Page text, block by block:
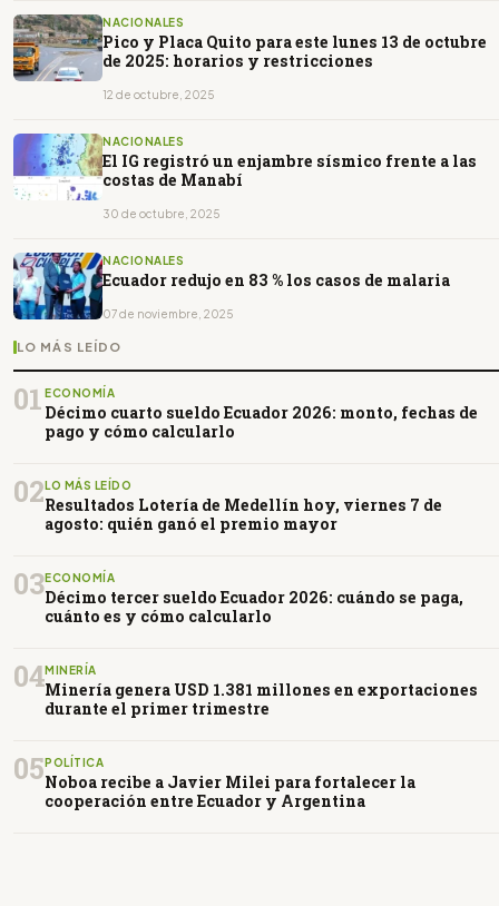
NACIONALES
Pico y Placa Quito para este lunes 13 de octubre
de 2025: horarios y restricciones
12 de octubre, 2025
NACIONALES
El IG registró un enjambre sísmico frente a las
costas de Manabí
30 de octubre, 2025
NACIONALES
Ecuador redujo en 83 % los casos de malaria
07 de noviembre, 2025
LO MÁS LEÍDO
01 ECONOMÍA
Décimo cuarto sueldo Ecuador 2026: monto, fechas de
pago y cómo calcularlo
02LO MÁS LEÍDO
Resultados Lotería de Medellín hoy, viernes 7 de
agosto: quién ganó el premio mayor
03ECONOMÍA
Décimo tercer sueldo Ecuador 2026: cuándo se paga,
cuánto es y cómo calcularlo
04MINERÍA
Minería genera USD 1.381 millones en exportaciones
durante el primer trimestre
05POLÍTICA
Noboa recibe a Javier Milei para fortalecer la
cooperación entre Ecuador y Argentina